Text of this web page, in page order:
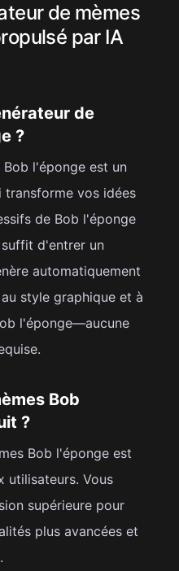
de mèmes
par IA
de
?
Bob l'éponge est un
vos idées
de Bob l'éponge
d'entrer un
automatiquement
style graphique et à
l'éponge—aucune
Bob
?
Bob l'éponge est
utilisateurs. Vous
supérieure pour
plus avancées et